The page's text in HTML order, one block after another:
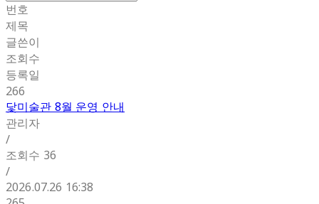
번호
제목
글쓴이
조회수
등록일
266
닻미술관 8월 운영 안내
관리자
/
조회수 36
/
2026.07.26 16:38